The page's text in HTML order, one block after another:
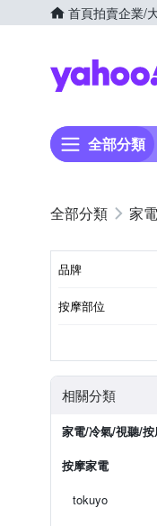
首頁拍賣企業/
全部分類
家
品牌
按摩部位
相關分類
家電/冷氣/視聽/按
按摩家電
tokuyo